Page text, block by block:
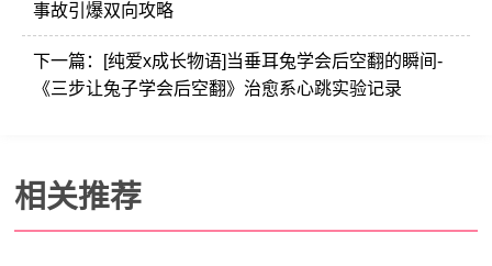
事故引爆双向攻略
下一篇：
[纯爱x成长物语]当垂耳兔学会后空翻的瞬间-
《三步让兔子学会后空翻》治愈系心跳实验记录
相关推荐